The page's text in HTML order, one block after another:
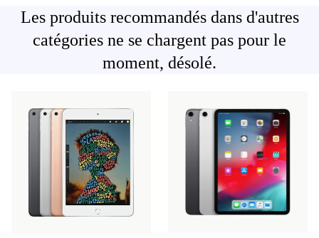
Les produits recommandés dans d'autres
catégories ne se chargent pas pour le
moment, désolé.